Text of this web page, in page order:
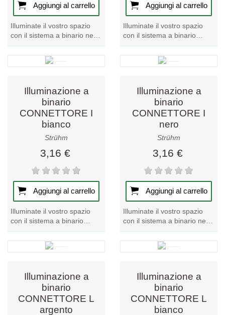
Aggiungi al carrello
Illuminate il vostro spazio
con il sistema a binario nero
TRACK 2M, uno dei più
importanti della nostra
categoria di...
Aggiungi al carrello
Illuminate il vostro spazio
con il sistema a binario
argentato CONNECTOR I,
uno dei prodotti di punta
della nostra...
Illuminazione a
binario
CONNETTORE I
bianco
Strühm
3,16 €
Aggiungi al carrello
Illuminate il vostro spazio
con il sistema a binario
bianco CONNECTOR I, un
pezzo forte della nostra
collezione di...
Illuminazione a
binario
CONNETTORE I
nero
Strühm
3,16 €
Aggiungi al carrello
Illuminate il vostro spazio
con il sistema a binario nero
CONNECTOR I, un pezzo
forte della nostra collezione
Illuminazione a
binario
CONNETTORE L
argento
Illuminazione a
binario
CONNETTORE L
bianco